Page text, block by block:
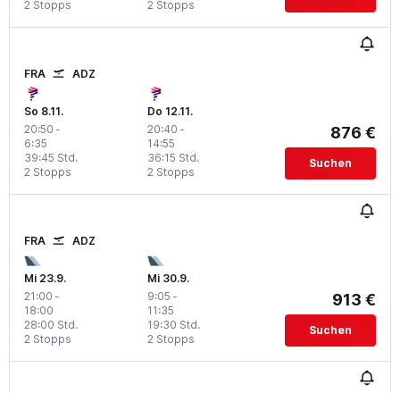
2 Stopps 2 Stopps
FRA ADZ
So 8.11.
20:50 -
6:35
2 Stopps
39:45 Std.
Do 12.11.
20:40 -
14:55
2 Stopps
36:15 Std.
876 €
Suchen
FRA ADZ
Mi 23.9.
21:00 -
18:00
2 Stopps
28:00 Std.
Mi 30.9.
9:05 -
11:35
2 Stopps
19:30 Std.
913 €
Suchen